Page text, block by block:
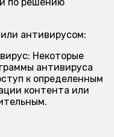
антивирусом:
Некоторые
антивируса
к определенным
контента или